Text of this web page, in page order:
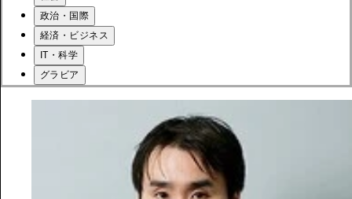
政治・国際
経済・ビジネス
IT・科学
グラビア